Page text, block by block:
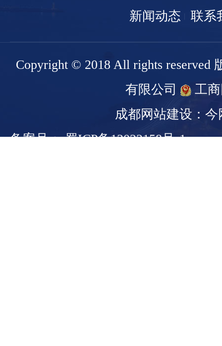
新闻动态
联系
Copyright © 2018 All rights reserved
有限公司
工
成都网站建设：今
备案号： 蜀ICP备13022158号-1